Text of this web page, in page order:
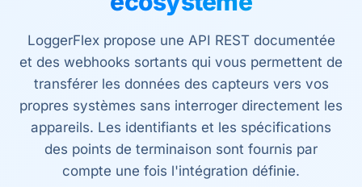
LoggerFlex propose une API REST documentée
et des webhooks sortants qui vous permettent de
transférer les données des capteurs vers vos
propres systèmes sans interroger directement les
appareils. Les identifiants et les spécifications
des points de terminaison sont fournis par
compte une fois l'intégration définie.